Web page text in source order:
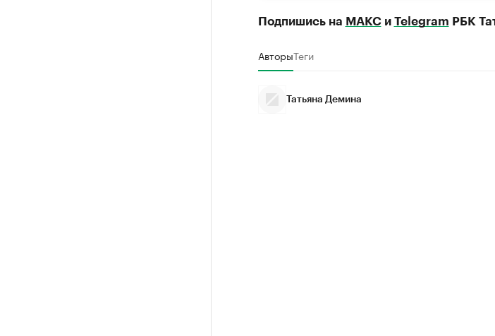
Подпишись на МАКСи Telegram РБК
АвторыТеги
Татьяна Демина